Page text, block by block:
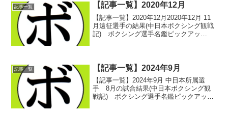
記事一覧 【記事一覧】2020年12月
【記事一覧】2020年12月2020年12月 11
月遠征選手の結果(中日本ボクシング観戦
記) ボクシング選手名鑑ピックアッ
記事一覧 【記事一覧】2024年9月
【記事一覧】2024年9月 中日本所属選
手 8月の試合結果(中日本ボクシング観
戦記) ボクシング選手名鑑ピックアッ